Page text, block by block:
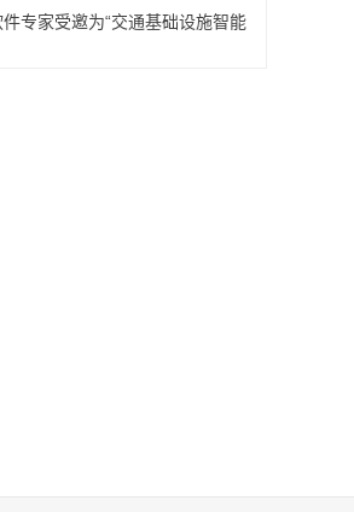
专家受邀为“交通基础设施智能